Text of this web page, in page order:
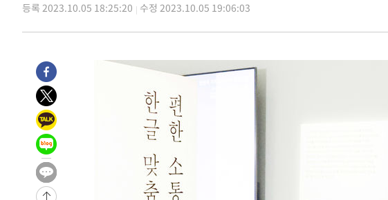
등록 2023.10.05 18:25:20 수정 2023.10.05 19:06:03